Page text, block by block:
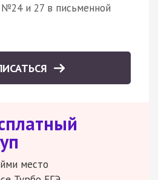
и 27 в письменной
место